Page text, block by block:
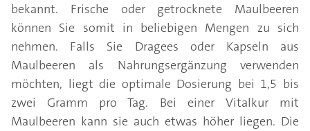
bekannt. Frische oder getrocknete Maulbeeren
können Sie somit in beliebigen Mengen zu sich
nehmen. Falls Sie Dragees oder Kapseln aus
Maulbeeren als Nahrungsergänzung verwenden
möchten, liegt die optimale Dosierung bei 1,5 bis
zwei Gramm pro Tag. Bei einer Vitalkur mit
Maulbeeren kann sie auch etwas höher liegen. Die